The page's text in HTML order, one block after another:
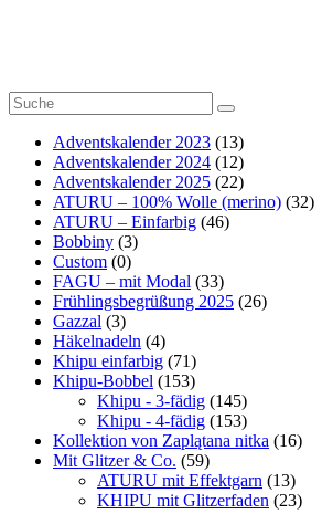
Adventskalender 2023 (13)
Adventskalender 2024 (12)
Adventskalender 2025 (22)
ATURU – 100% Wolle (merino) (32)
ATURU – Einfarbig (46)
Bobbiny (3)
Custom (0)
FAGU – mit Modal (33)
Frühlingsbegrüßung 2025 (26)
Gazzal (3)
Häkelnadeln (4)
Khipu einfarbig (71)
Khipu-Bobbel (153)
Khipu - 3-fädig (145)
Khipu - 4-fädig (153)
Kollektion von Zaplątana nitka (16)
Mit Glitzer & Co. (59)
ATURU mit Effektgarn (13)
KHIPU mit Glitzerfaden (23)